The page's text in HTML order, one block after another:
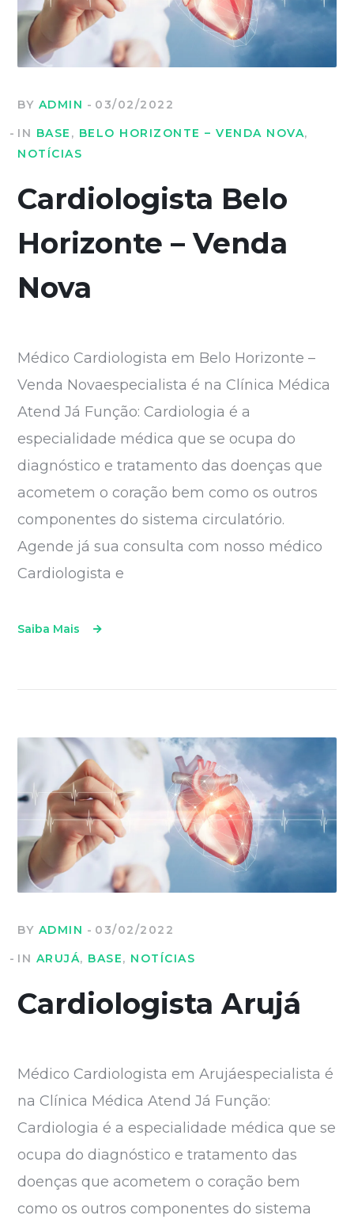
BY ADMIN
03/02/2022
IN BASE , BELO HORIZONTE – VENDA NOVA,
NOTÍCIAS
Cardiologista Belo
Horizonte – Venda
Nova
Médico Cardiologista em Belo Horizonte –
Venda Novaespecialista é na Clínica Médica
Atend Já Função: Cardiologia é a
especialidade médica que se ocupa do
diagnóstico e tratamento das doenças que
acometem o coração bem como os outros
componentes do sistema circulatório.
Agende já sua consulta com nosso médico
Cardiologista e
Saiba Mais
BY ADMIN
03/02/2022
IN ARUJÁ, BASE, NOTÍCIAS
Cardiologista Arujá
Médico Cardiologista em Arujáespecialista é
na Clínica Médica Atend Já Função:
Cardiologia é a especialidade médica que se
ocupa do diagnóstico e tratamento das
doenças que acometem o coração bem
como os outros componentes do sistema